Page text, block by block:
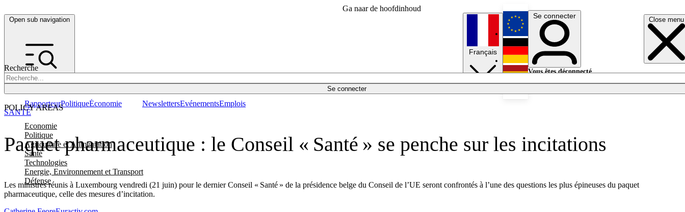
Ga naar de hoofdinhoud
Open sub navigation Close menu
Recherche
Se connecter
POLICY AREAS
Economie
Politique
Agriculture et Alimentation
Santé
Technologies
Energie, Environnement et Transport
Défense
RapporteurPolitiqueÉconomie NewslettersEvénementsEmplois
Français
English
Deutsch
Se connecter
Vous êtes déconnecté.
Paquet pharmaceutique : le Conseil « Santé » se penche sur les incitations
Les ministres réunis à Luxembourg vendredi (21 juin) pour le dernier Conseil « Santé » de la présidence belge du Conseil de l’UE seront confrontés à l’une des questions les plus épineuses du paquet
pharmaceutique, celle des mesures d’incitation.
SANTÉ